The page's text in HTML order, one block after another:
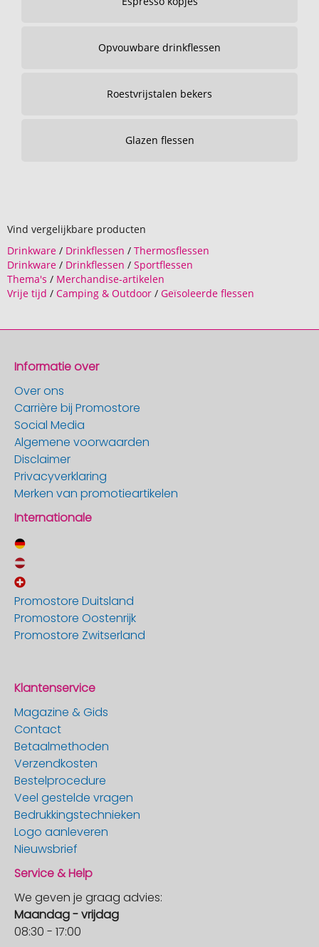
Opvouwbare drinkflessen
Roestvrijstalen bekers
Glazen flessen
Vind vergelijkbare producten
Drinkware / Drinkflessen / Thermosflessen
Drinkware / Drinkflessen / Sportflessen
Thema's / Merchandise-artikelen
Vrije tijd / Camping & Outdoor / Geïsoleerde flessen
Informatie over
Over ons
Carrière bij Promostore
Social Media
Algemene voorwaarden
Disclaimer
Privacyverklaring
Merken van promotieartikelen
Internationale
Promostore Duitsland
Promostore Oostenrijk
Promostore Zwitserland
Klantenservice
Magazine & Gids
Contact
Betaalmethoden
Verzendkosten
Bestelprocedure
Veel gestelde vragen
Bedrukkingstechnieken
Logo aanleveren
Nieuwsbrief
Service & Help
We geven je graag advies:
Maandag - vrijdag
08:30 - 17:00